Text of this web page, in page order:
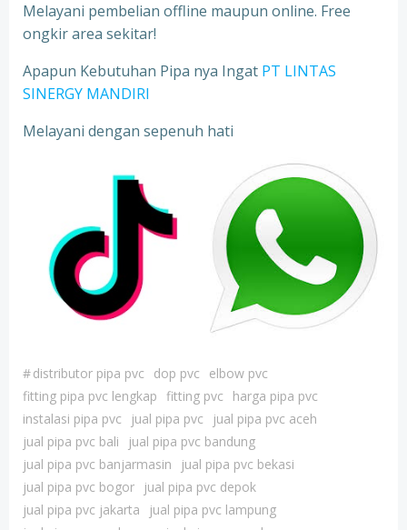
Melayani pembelian offline maupun online. Free
ongkir area sekitar!
Apapun Kebutuhan Pipa nya Ingat PT LINTAS
SINERGY MANDIRI
Melayani dengan sepenuh hati
#distributor pipa pvc dop pvc
elbow pvc
fitting pipa pvc lengkap fitting pvc
harga pipa pvc
instalasi pipa pvc
jual pipa pvc
jual pipa pvc aceh
jual pipa pvc bali
jual pipa pvc bandung
jual pipa pvc banjarmasin
jual pipa pvc bekasi
jual pipa pvc bogor
jual pipa pvc depok
jual pipa pvc jakarta
jual pipa pvc lampung